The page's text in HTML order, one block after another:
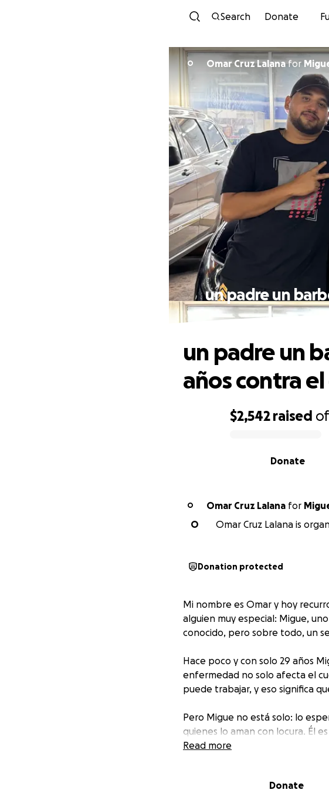
Search Donate
O Omar Cruz Lalanafor
un padre un
$2,542 raised of
Donate
un padre un
años contra
O Omar Cruz Lalana for
O
Omar Cruz Lalana is
Donation protected
Mi nombre es Omar y hoy
alguien muy especial: Migue,
conocido, pero sobre todo, un
Hace poco y con solo 29 años
enfermedad no solo afecta el
puede trabajar, y eso significa
Pero Migue no está solo: lo
quienes lo aman con locura. Él
necesita a nosotros.
recaudado se destinará a cubrir:
Read more
Donate